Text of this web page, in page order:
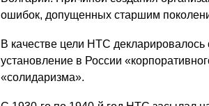
ошибок, допущенных старшим
В качестве цели НТС
установление в России
«солидаризма».